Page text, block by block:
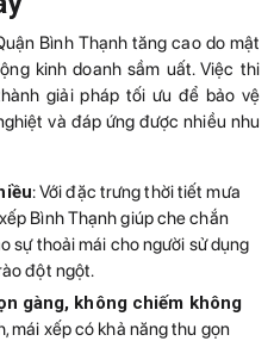
Bình Thạnh tăng cao do mật
kinh doanh sầm uất. Việc thi
giải pháp tối ưu để bảo vệ
và đáp ứng được nhiều nhu
: Với đặc trưng thời tiết mưa
Bình Thạnh giúp che chắn
sự thoải mái cho người sử dụng
đột ngột.
gàng, không chiếm không
mái xếp có khả năng thu gọn